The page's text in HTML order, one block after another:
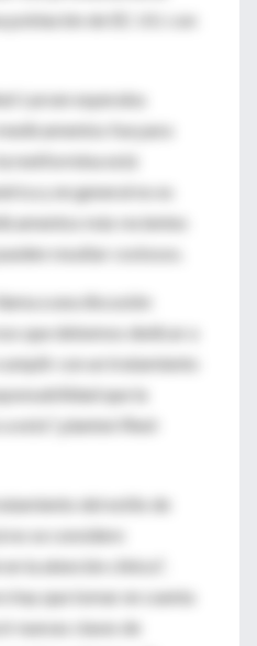
población de EE. UU. con
Larsen esperaba
fue para
metformina está
y en general no es
más recientes
resultar costosos.
a una discusión
que debemos dedicar a
con un tratamiento
que la
esto", planteó Ried-
del estilo de
no se considere
la atención clínica",
hay que tomar en cuenta
nuevas clases de